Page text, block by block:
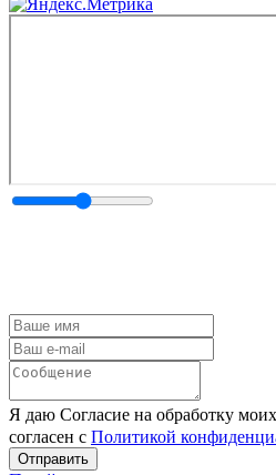
Я даю Согласие на обработку
согласен с Политикой